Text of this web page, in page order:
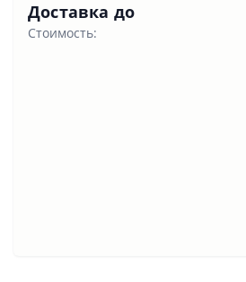
Доставка до
Стоимость: